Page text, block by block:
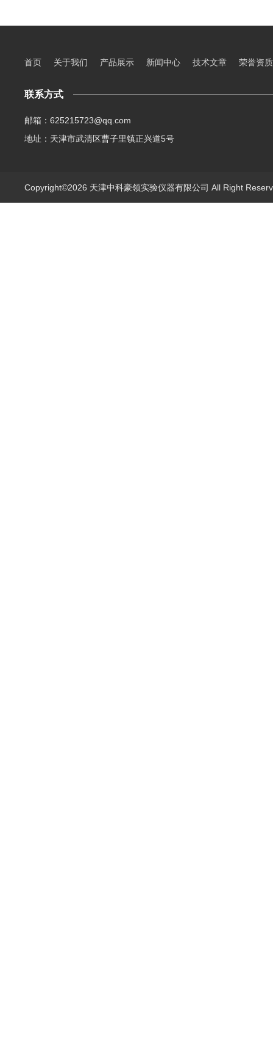
首页 关于我们 产品展示 新闻中心 技术文章 荣誉资质
联系方式
邮箱：625215723@qq.com
地址：天津市武清区曹子里镇正兴道5号
Copyright©2026 天津中科豪领实验仪器有限公司 All Right